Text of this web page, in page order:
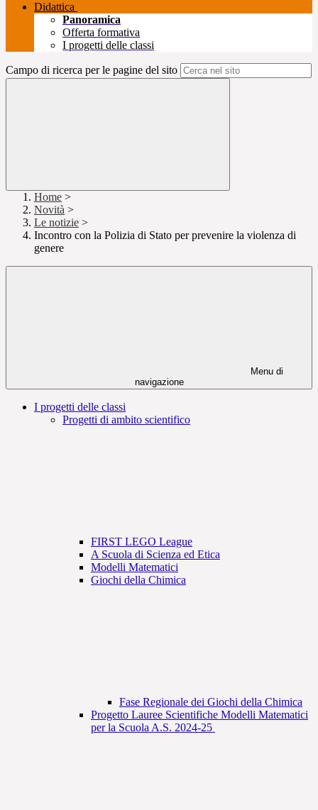
Didattica
Panoramica
Offerta formativa
I progetti delle classi
Campo di ricerca per le pagine del sito
Home >
Novità >
Le notizie >
Incontro con la Polizia di Stato per prevenire la violenza di
genere
Menu di
navigazione
I progetti delle classi
Progetti di ambito scientifico
FIRST LEGO League
A Scuola di Scienza ed Etica
Modelli Matematici
Giochi della Chimica
Fase Regionale dei Giochi della Chimica
Progetto Lauree Scientifiche Modelli Matematici
per la Scuola A.S. 2024-25